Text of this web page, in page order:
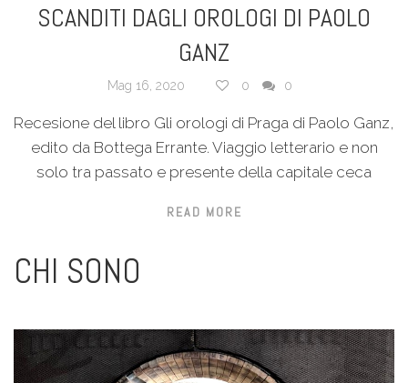
SCANDITI DAGLI OROLOGI DI PAOLO
GANZ
Mag 16, 2020 0 0
Recesione del libro Gli orologi di Praga di Paolo Ganz,
edito da Bottega Errante. Viaggio letterario e non
solo tra passato e presente della capitale ceca
READ MORE
CHI SONO